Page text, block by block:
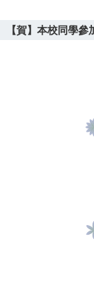
【賀】本校同學